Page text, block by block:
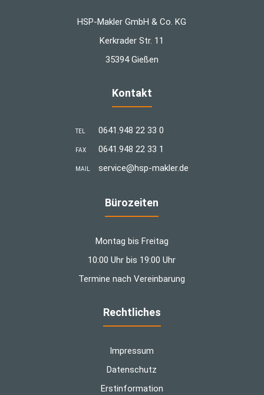
HSP-Makler GmbH & Co. KG
Kerkrader Str. 11
35394 Gießen
Kontakt
TEL 0641.948 22 33 0
FAX 0641.948 22 33 1
MAIL ­service@hsp-makler.de
Bürozeiten
Montag bis Freitag
10:00 Uhr bis 19:00 Uhr
Termine nach Vereinbarung
Rechtliches
Impressum
Datenschutz
Erstinformation